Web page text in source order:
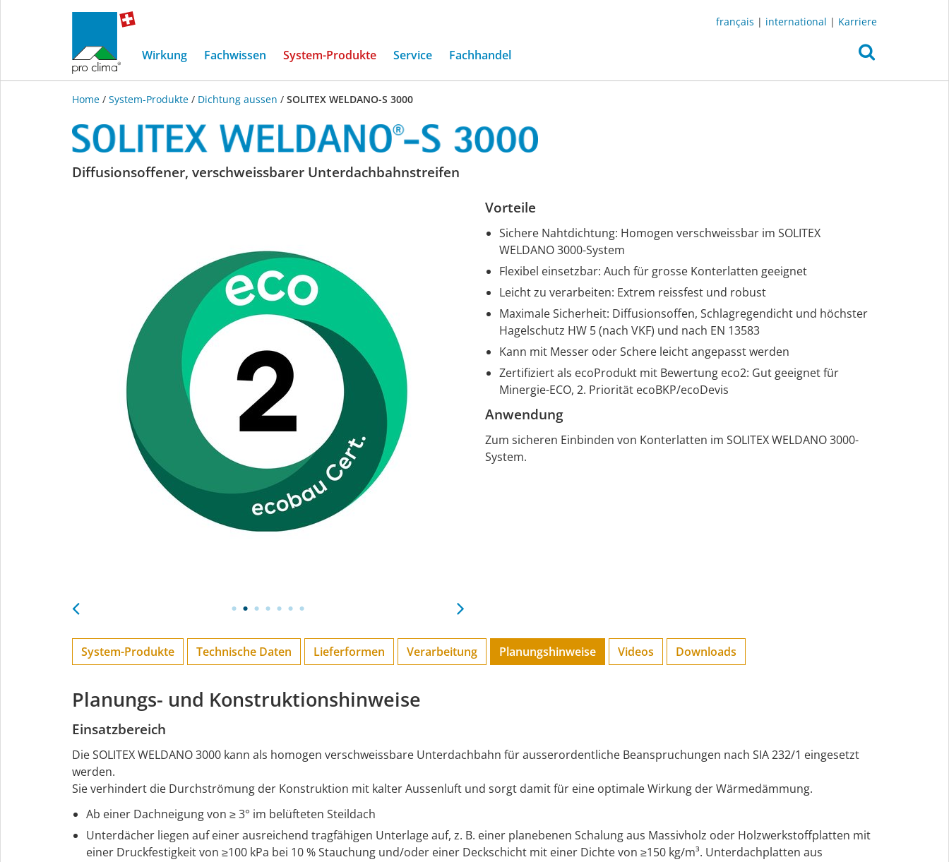
français | international | Karriere
Wirkung Fachwissen System-Produkte(current)
Service Fachhandel
Home / System-Produkte / Dichtung aussen / SOLITEX WELDANO-S 3000
SOLITEX
Diffusionsoffener, verschweissbarer Unterdachbahnstreifen
Vorteile
Sichere Nahtdichtung: Homogen verschweissbar im SOLITEX
WELDANO 3000-System
Flexibel einsetzbar: Auch für grosse Konterlatten geeignet
Leicht zu verarbeiten: Extrem reissfest und robust
Maximale Sicherheit: Diffusionsoffen, Schlagregendicht und höchster
Hagelschutz HW 5 (nach VKF) und nach EN 13583
Kann mit Messer oder Schere leicht angepasst werden
Zertifiziert als ecoProdukt mit Bewertung eco2: Gut geeignet für
Minergie-ECO, 2. Priorität ecoBKP/ecoDevis
Anwendung
Zum sicheren Einbinden von Konterlatten im SOLITEX WELDANO 3000-
System.
System-Produkte Technische Daten Lieferformen Verarbeitung Planungs­hinweise Videos Downloads
Planungs- und Konstruktionshinweise
Einsatzbereich
Die SOLITEX WELDANO 3000 kann als homogen verschweissbare Unterdachbahn für ausserordentliche Beanspruchungen nach SIA 232/1 eingesetzt
werden.
Sie verhindert die Durchströmung der Konstruktion mit kalter Aussenluft und sorgt damit für eine optimale Wirkung der Wärmedämmung.
Ab einer Dachneigung von ≥ 3° im belüfteten Steildach
Unterdächer liegen auf einer ausreichend tragfähigen Unterlage auf, z. B. einer planebenen Schalung aus Massivholz oder Holzwerkstoffplatten mit
einer Druckfestigkeit von ≥100 kPa bei 10 % Stauchung und/oder einer Deckschicht mit einer Dichte von ≥150 kg/m³. Unterdachplatten aus